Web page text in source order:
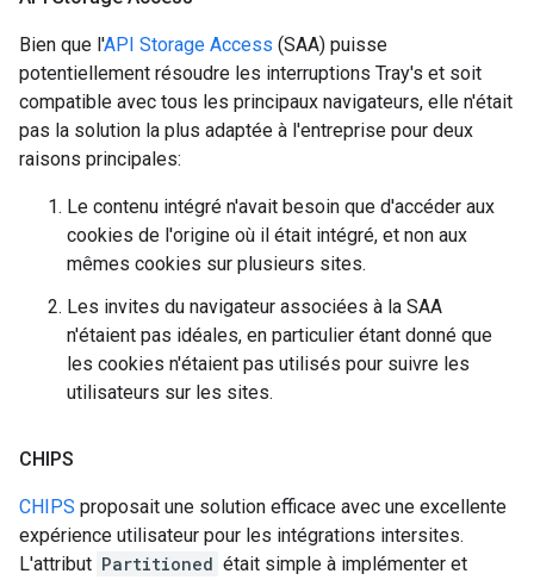
Bien que l'API Storage Access (SAA) puisse
potentiellement résoudre les interruptions Tray's et soit
compatible avec tous les principaux navigateurs, elle n'était
pas la solution la plus adaptée à l'entreprise pour deux
raisons principales:
Le contenu intégré n'avait besoin que d'accéder aux
cookies de l'origine où il était intégré, et non aux
mêmes cookies sur plusieurs sites.
Les invites du navigateur associées à la SAA
n'étaient pas idéales, en particulier étant donné que
les cookies n'étaient pas utilisés pour suivre les
utilisateurs sur les sites.
CHIPS
CHIPS proposait une solution efficace avec une excellente
expérience utilisateur pour les intégrations intersites.
L'attribut Partitioned était simple à implémenter et